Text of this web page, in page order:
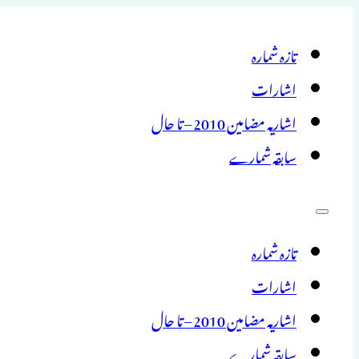
تازہ شمارہ
اشارات
اشاریہ مضامین 2010 – تا حال
سابقہ شمارے
تازہ شمارہ
اشارات
اشاریہ مضامین 2010 – تا حال
سابقہ شمارے